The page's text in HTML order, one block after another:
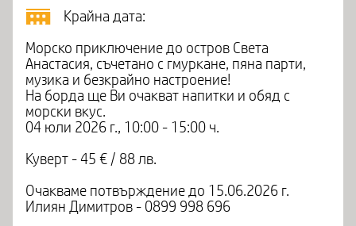
Крайна дата:
Морско приключение до остров Света
Анастасия, съчетано с гмуркане, пяна парти,
музика и безкрайно настроение!
На борда ще Ви очакват напитки и обяд с
морски вкус.
04 юли 2026 г., 10:00 - 15:00 ч.
Куверт - 45 € / 88 лв.
Очакваме потвърждение до 15.06.2026 г.
Илиян Димитров - 0899 998 696